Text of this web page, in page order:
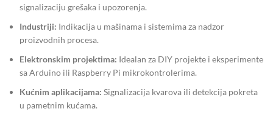
signalizaciju grešaka i upozorenja.
Industriji: Indikacija u mašinama i sistemima za nadzor
proizvodnih procesa.
Elektronskim projektima: Idealan za DIY projekte i eksperimente
sa Arduino ili Raspberry Pi mikrokontrolerima.
Kućnim aplikacijama: Signalizacija kvarova ili detekcija pokreta
u pametnim kućama.